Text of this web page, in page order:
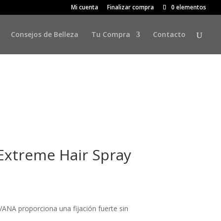
Mi cuenta Finalizar compra 0 elementos
Consejos de Belleza Tu Compra Contacto
Hair Spray
proporciona una fijación fuerte sin